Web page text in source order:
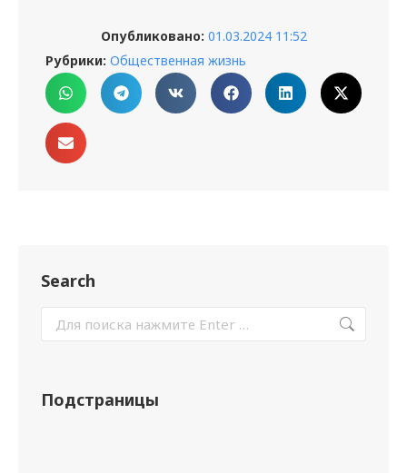
Опубликовано: 01.03.2024 11:52
Рубрики: Общественная жизнь
Search
Подстраницы